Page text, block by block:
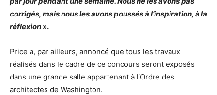
corrigés, mais nous les avons poussés à l’inspiration, à la
réflexion ».
Price a, par ailleurs, annoncé que tous les travaux
réalisés dans le cadre de ce concours seront exposés
dans une grande salle appartenant à l’Ordre des
architectes de Washington.